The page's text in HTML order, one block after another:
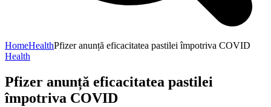
HomeHealthPfizer anunță eficacitatea pastilei împotriva COVID
Health
Pfizer anunță eficacitatea pastilei
împotriva COVID